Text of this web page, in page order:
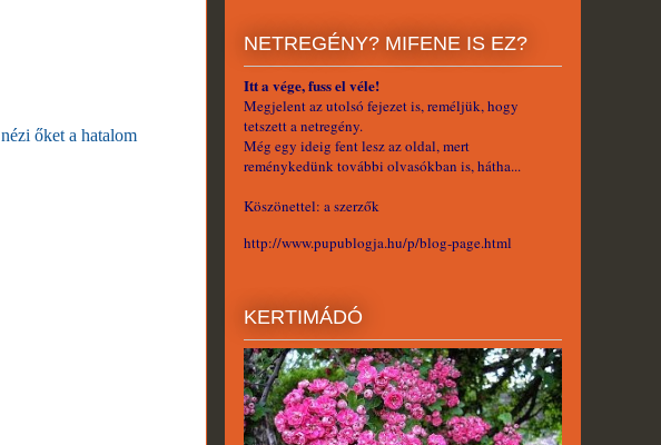
őket a hatalom
NETREGÉNY? MIFENE IS EZ?
Itt a vége, fuss el véle!
Megjelent az utolsó fejezet is, reméljük, hogy
tetszett a netregény.
Még egy ideig fent lesz az oldal, mert
reménykedünk további olvasókban is, hátha...
Köszönettel: a szerzők
http://www.pupublogja.hu/p/blog-page.html
KERTIMÁDÓ